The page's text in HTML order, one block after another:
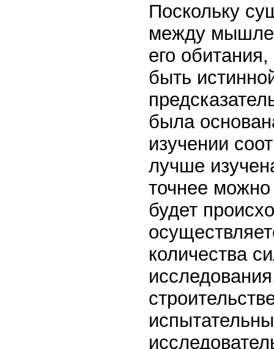
Поскольку
между
его
быть
была
изучении
лучше
точнее можно
будет
количества